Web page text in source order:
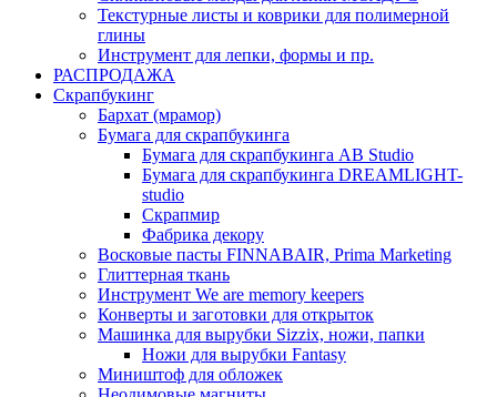
Текстурные листы и коврики для полимерной
глины
Инструмент для лепки, формы и пр.
РАСПРОДАЖА
Скрапбукинг
Бархат (мрамор)
Бумага для скрапбукинга
Бумага для скрапбукинга AB Studio
Бумага для скрапбукинга DREAMLIGHT-
studio
Скрапмир
Фабрика декору
Восковые пасты FINNABAIR, Prima Marketing
Глиттерная ткань
Инструмент We are memory keepers
Конверты и заготовки для открыток
Машинка для вырубки Sizzix, ножи, папки
Ножи для вырубки Fantasy
Миништоф для обложек